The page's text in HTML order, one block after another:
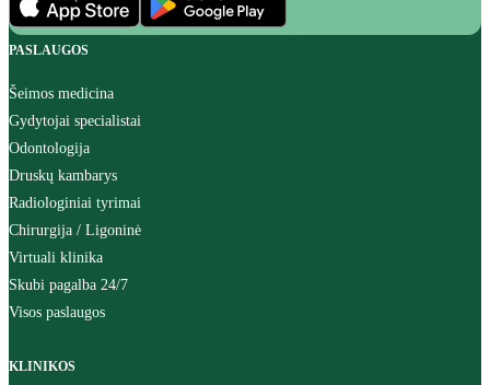
PASLAUGOS
Šeimos medicina
Gydytojai specialistai
Odontologija
Druskų kambarys
Radiologiniai tyrimai
Chirurgija / Ligoninė
Virtuali klinika
Skubi pagalba 24/7
Visos paslaugos
KLINIKOS